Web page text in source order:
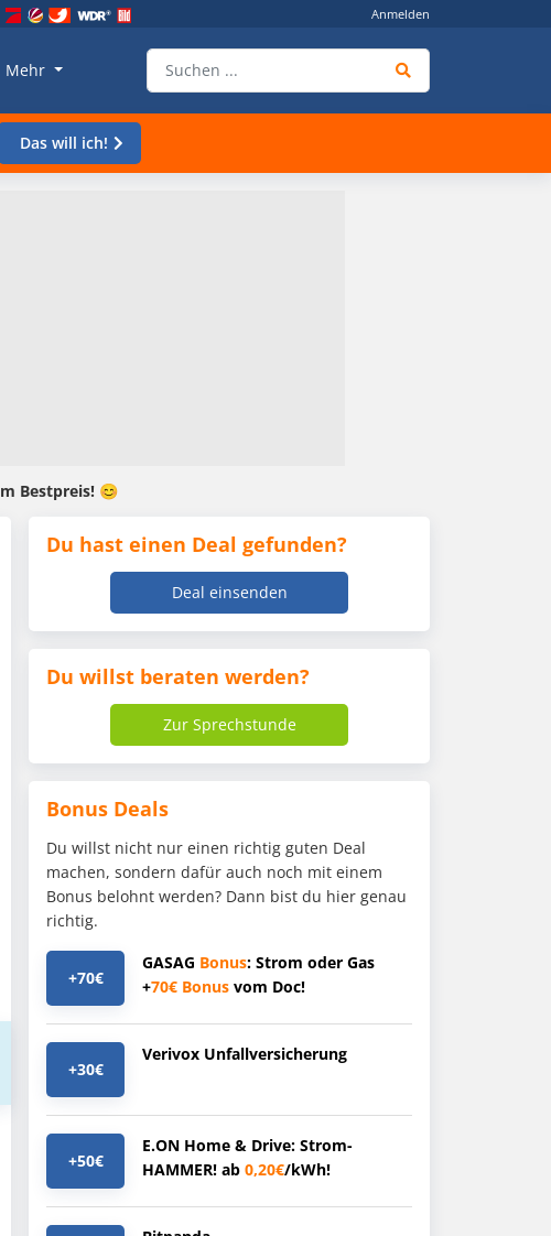
Anmelden
Mehr
Das will ich!
Bestpreis! 😊
Du hast einen Deal gefunden?
Deal einsenden
Du willst beraten werden?
Zur Sprechstunde
Bonus Deals
Du willst nicht nur einen richtig guten Deal
machen, sondern dafür auch noch mit einem
Bonus belohnt werden? Dann bist du hier genau
richtig.
+70€
GASAG Bonus: Strom oder Gas
+70€ Bonus vom Doc!
+30€
Verivox Unfallversicherung
+50€
E.ON Home & Drive: Strom-
HAMMER! ab 0,20€/kWh!